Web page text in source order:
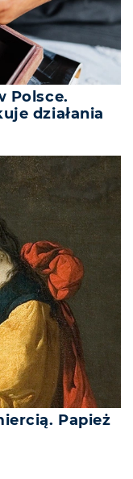
Polsce.
działania
Papież